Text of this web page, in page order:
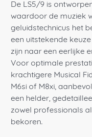
De LS5/9 is
waardoor de muziek
geluidstechnicus het
een uitstekende
zijn naar een eerlijke
Voor optimale
krachtigere Musical
M6si of M8xi,
een helder,
zowel professionals
bekoren.